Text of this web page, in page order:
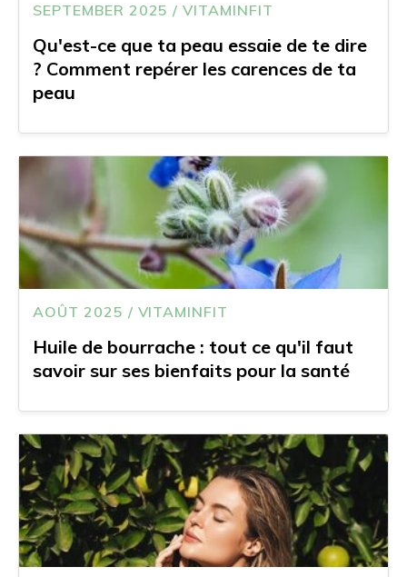
SEPTEMBER 2025 / VITAMINFIT
Qu'est-ce que ta peau essaie de te dire
? Comment repérer les carences de ta
peau
AOÛT 2025 / VITAMINFIT
Huile de bourrache : tout ce qu'il faut
savoir sur ses bienfaits pour la santé